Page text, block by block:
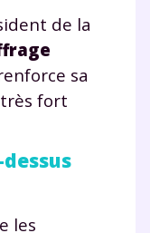
de la
sa
fort
les